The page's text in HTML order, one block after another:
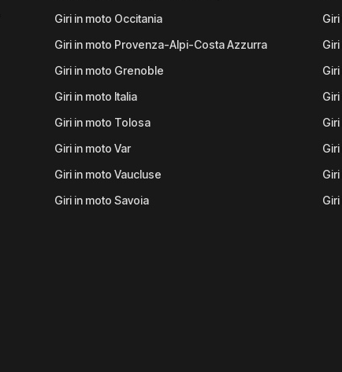
Giri in moto Occitania
Giri in moto Provenza-Alpi-Costa Azzurra
Giri in moto Grenoble
Giri in moto Italia
Giri in moto Tolosa
Giri in moto Var
Giri in moto Vaucluse
Giri in moto Savoia